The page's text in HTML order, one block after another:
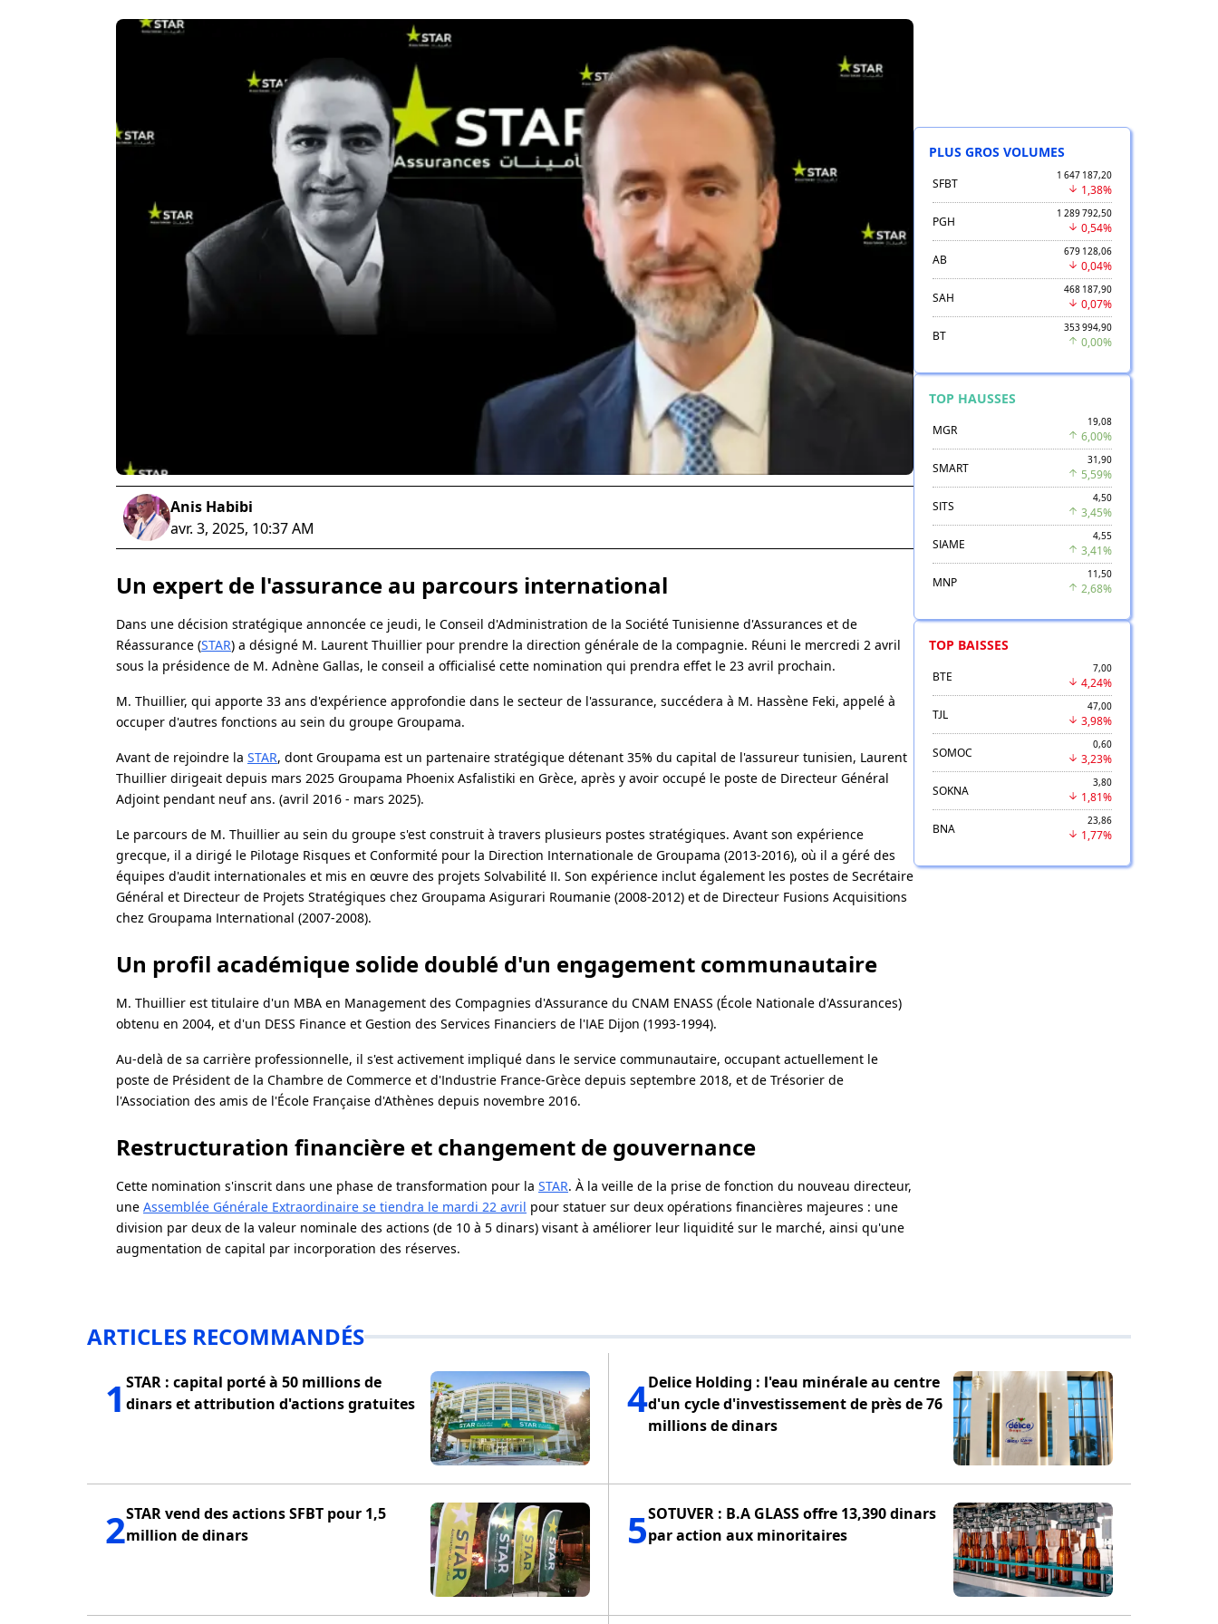
Anis Habibi
avr. 3, 2025, 10:37 AM
Un expert de l'assurance au parcours international
Dans une décision stratégique annoncée ce jeudi, le Conseil d'Administration de la Société Tunisienne d'Assurances et de
Réassurance (STAR) a désigné M. Laurent Thuillier pour prendre la direction générale de la compagnie. Réuni le mercredi 2 avril
sous la présidence de M. Adnène Gallas, le conseil a officialisé cette nomination qui prendra effet le 23 avril prochain.
M. Thuillier, qui apporte 33 ans d'expérience approfondie dans le secteur de l'assurance, succédera à M. Hassène Feki, appelé à
occuper d'autres fonctions au sein du groupe Groupama.
Avant de rejoindre la STAR, dont Groupama est un partenaire stratégique détenant 35% du capital de l'assureur tunisien, Laurent
Thuillier dirigeait depuis mars 2025 Groupama Phoenix Asfalistiki en Grèce, après y avoir occupé le poste de Directeur Général
Adjoint pendant neuf ans. (avril 2016 - mars 2025).
Le parcours de M. Thuillier au sein du groupe s'est construit à travers plusieurs postes stratégiques. Avant son expérience
grecque, il a dirigé le Pilotage Risques et Conformité pour la Direction Internationale de Groupama (2013-2016), où il a géré des
équipes d'audit internationales et mis en œuvre des projets Solvabilité II. Son expérience inclut également les postes de Secrétaire
Général et Directeur de Projets Stratégiques chez Groupama Asigurari Roumanie (2008-2012) et de Directeur Fusions Acquisitions
chez Groupama International (2007-2008).
Un profil académique solide doublé d'un engagement communautaire
M. Thuillier est titulaire d'un MBA en Management des Compagnies d'Assurance du CNAM ENASS (École Nationale d'Assurances)
obtenu en 2004, et d'un DESS Finance et Gestion des Services Financiers de l'IAE Dijon (1993-1994).
Au-delà de sa carrière professionnelle, il s'est activement impliqué dans le service communautaire, occupant actuellement le
poste de Président de la Chambre de Commerce et d'Industrie France-Grèce depuis septembre 2018, et de Trésorier de
l'Association des amis de l'École Française d'Athènes depuis novembre 2016.
Restructuration financière et changement de gouvernance
Cette nomination s'inscrit dans une phase de transformation pour la STAR. À la veille de la prise de fonction du nouveau directeur,
une Assemblée Générale Extraordinaire se tiendra le mardi 22 avril pour statuer sur deux opérations financières majeures : une
division par deux de la valeur nominale des actions (de 10 à 5 dinars) visant à améliorer leur liquidité sur le marché, ainsi qu'une
augmentation de capital par incorporation des réserves.
PLUS GROS VOLUMES
SFBT
1 647 187,20
1,38%
PGH
1 289 792,50
0,54%
AB
679 128,06
0,04%
SAH
468 187,90
0,07%
BT
353 994,90
0,00%
TOP HAUSSES
MGR
19,08
6,00%
SMART
31,90
5,59%
SITS
4,50
3,45%
SIAME
4,55
3,41%
MNP
11,50
2,68%
TOP BAISSES
BTE
7,00
4,24%
TJL
47,00
3,98%
SOMOC
0,60
3,23%
SOKNA
3,80
1,81%
BNA
23,86
1,77%
ARTICLES RECOMMANDÉS
1 STAR : capital porté à 50 millions de
dinars et attribution d'actions gratuites
2STAR vend des actions SFBT pour 1,5
million de dinars
4Delice Holding : l'eau minérale au centre
d'un cycle d'investissement de près de 76
millions de dinars
5SOTUVER : B.A GLASS offre 13,390 dinars
par action aux minoritaires